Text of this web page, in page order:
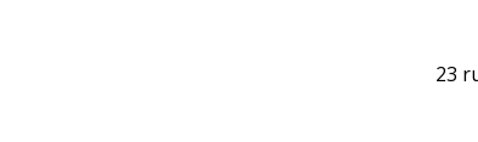
23